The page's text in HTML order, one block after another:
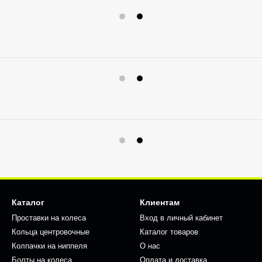
Каталог
Проставки на колеса
Кольца центровочные
Колпачки на ниппеля
Болты на колеса
Клиентам
Вход в личный кабинет
Каталог товаров
О нас
Оплата и доставка